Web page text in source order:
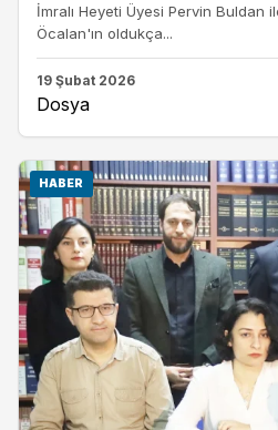
İmralı Heyeti Üyesi Pervin Buldan
Öcalan'ın oldukça...
19 Şubat 2026
Dosya
HABER